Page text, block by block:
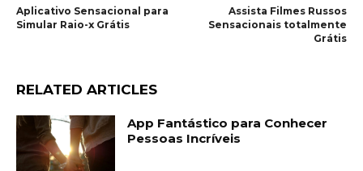
Aplicativo Sensacional para
Simular Raio-x Grátis
Assista Filmes Russos
Sensacionais totalmente
Grátis
RELATED ARTICLES
App Fantástico para Conhecer
Pessoas Incríveis